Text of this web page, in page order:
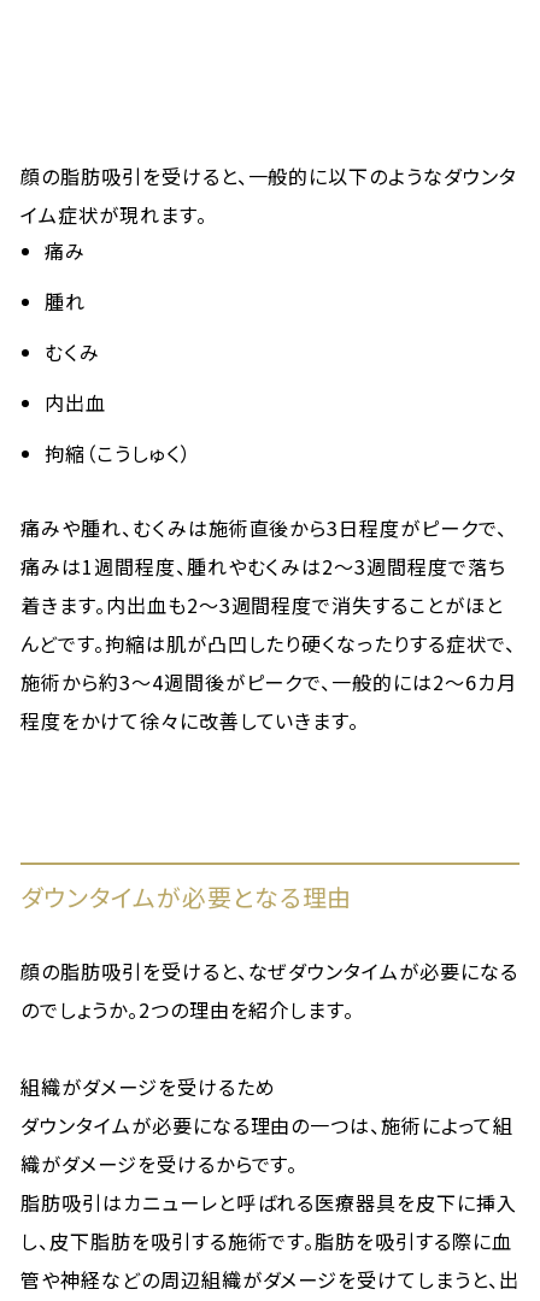
顔の脂肪吸引を受けると、一般的に以下のようなダウンタ
イム症状が現れます。
痛み
腫れ
むくみ
内出血
拘縮（こうしゅく）
痛みや腫れ、むくみは施術直後から3日程度がピークで、
痛みは1週間程度、腫れやむくみは2〜3週間程度で落ち
着きます。内出血も2〜3週間程度で消失することがほと
んどです。拘縮は肌が凸凹したり硬くなったりする症状で、
施術から約3〜4週間後がピークで、一般的には2〜6カ月
程度をかけて徐々に改善していきます。
ダウンタイムが必要となる理由
顔の脂肪吸引を受けると、なぜダウンタイムが必要になる
のでしょうか。2つの理由を紹介します。
組織がダメージを受けるため
ダウンタイムが必要になる理由の一つは、施術によって組
織がダメージを受けるからです。
脂肪吸引はカニューレと呼ばれる医療器具を皮下に挿入
し、皮下脂肪を吸引する施術です。脂肪を吸引する際に血
管や神経などの周辺組織がダメージを受けてしまうと、出